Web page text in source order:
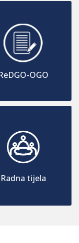
OGO
Radna tijela